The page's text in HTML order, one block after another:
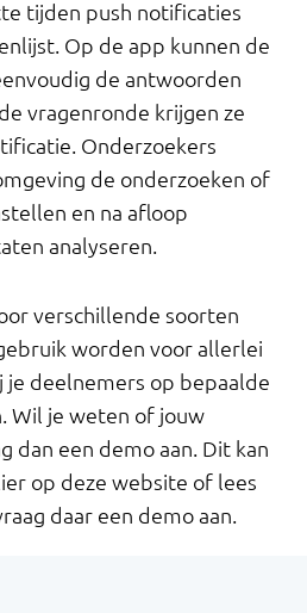
tijden push notificaties
Op de app kunnen de
de antwoorden
vragenronde krijgen ze
Onderzoekers
de onderzoeken of
en na afloop
analyseren.
verschillende soorten
worden voor allerlei
je deelnemers op bepaalde
Wil je weten of jouw
dan een demo aan. Dit kan
op deze website of lees
daar een demo aan.